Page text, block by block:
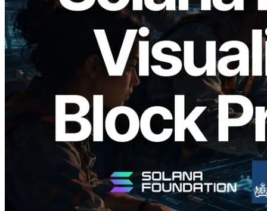
2026.05.24
Validators Solutions 釋出 Solana Block
Analyzer — 以 slot 為單位視覺化區塊生
成時間與負責驗證者